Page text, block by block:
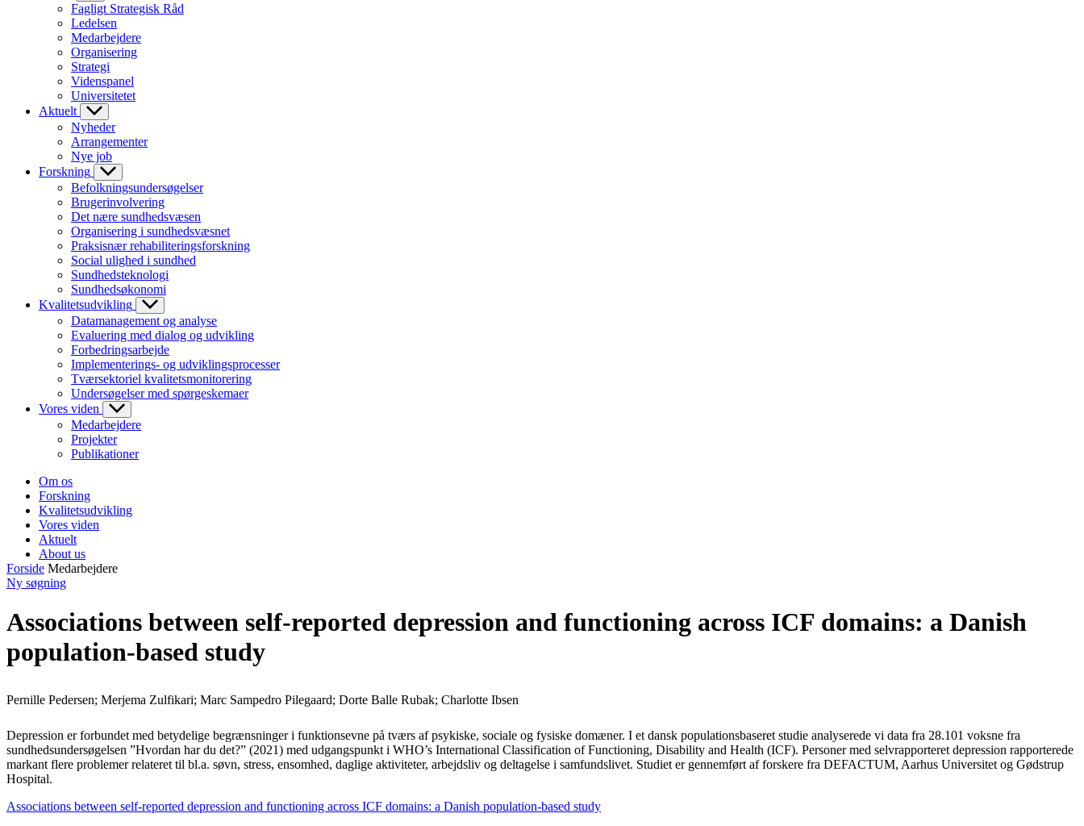
Fagligt Strategisk Råd
Ledelsen
Medarbejdere
Organisering
Strategi
Videnspanel
Universitetet
Aktuelt
Nyheder
Arrangementer
Nye job
Forskning
Befolkningsundersøgelser
Brugerinvolvering
Det nære sundhedsvæsen
Organisering i sundhedsvæsnet
Praksisnær rehabiliteringsforskning
Social ulighed i sundhed
Sundhedsteknologi
Sundhedsøkonomi
Kvalitetsudvikling
Datamanagement og analyse
Evaluering med dialog og udvikling
Forbedringsarbejde
Implementerings- og udviklingsprocesser
Tværsektoriel kvalitetsmonitorering
Undersøgelser med spørgeskemaer
Vores viden
Medarbejdere
Projekter
Publikationer
Om os
Forskning
Kvalitetsudvikling
Vores viden
Aktuelt
About us
Forside Medarbejdere
Ny søgning
Associations between self-reported depression and functioning across ICF domains: a Danish
population-based study
Pernille Pedersen; Merjema Zulfikari; Marc Sampedro Pilegaard; Dorte Balle Rubak; Charlotte Ibsen
Depression er forbundet med betydelige begrænsninger i funktionsevne på tværs af psykiske, sociale og fysiske domæner. I et dansk populationsbaseret studie analyserede vi data fra 28.101 voksne fra
sundhedsundersøgelsen ”Hvordan har du det?” (2021) med udgangspunkt i WHO’s International Classification of Functioning, Disability and Health (ICF). Personer med selvrapporteret depression rapporterede
markant flere problemer relateret til bl.a. søvn, stress, ensomhed, daglige aktiviteter, arbejdsliv og deltagelse i samfundslivet. Studiet er gennemført af forskere fra DEFACTUM, Aarhus Universitet og Gødstrup
Hospital.
Associations between self-reported depression and functioning across ICF domains: a Danish population-based study